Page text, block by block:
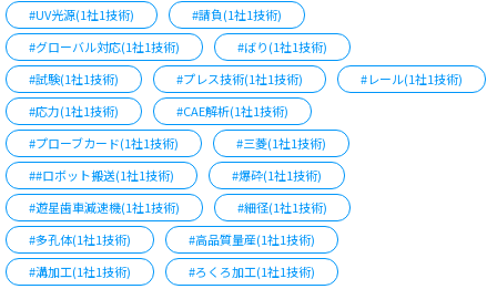
#UV光源(1社1技術)
#請負(1社1技術)
#グローバル対応(1社1技術)
#ばり(1社1技術)
#試験(1社1技術)
#プレス技術(1社1技術)
#レール(1社1技術)
#応力(1社1技術)
#CAE解析(1社1技術)
#プローブカード(1社1技術)
#三菱(1社1技術)
##ロボット搬送(1社1技術)
#爆砕(1社1技術)
#遊星歯車減速機(1社1技術)
#細径(1社1技術)
#多孔体(1社1技術)
#高品質量産(1社1技術)
#溝加工(1社1技術)
#ろくろ加工(1社1技術)